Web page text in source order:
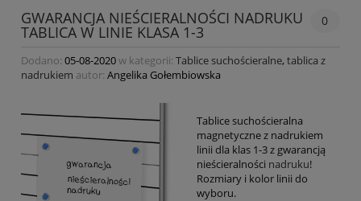
GWARANCJA NIEŚCIERALNOŚCI NADRUKU
TABLICA W LINIE KLASA 1-3
0
Dodano: 05-08-2020w kategorii: Tablice suchościeralne, tablica z
nadrukiem autor: Angelika Gołembiowska
Tablice suchościeralna
magnetyczne z nadrukiem
linii dla klas 1-3 z gwarancją
nieścieralności nadruku!
Rozmiary i kolor linii do
wyboru.